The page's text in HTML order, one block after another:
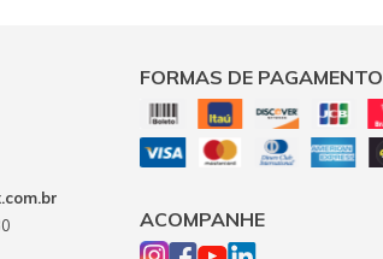
FORMAS DE PAGAMENTO
ACOMPANHE